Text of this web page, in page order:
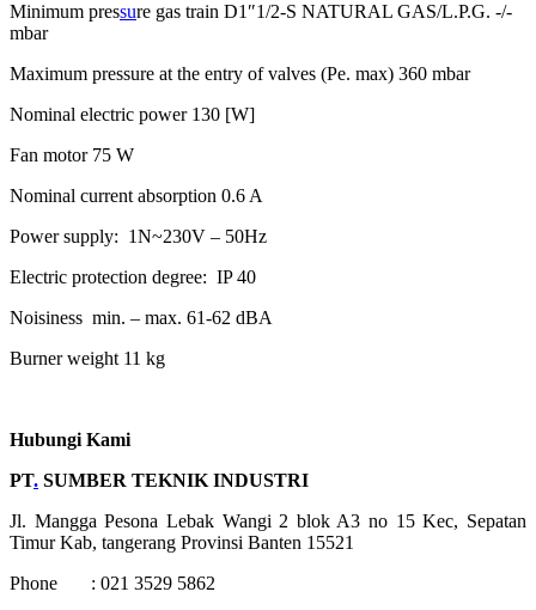
Minimum pressure gas train D1″1/2-S NATURAL GAS/L.P.G. -/-
mbar
Maximum pressure at the entry of valves (Pe. max) 360 mbar
Nominal electric power 130 [W]
Fan motor 75 W
Nominal current absorption 0.6 A
Power supply: 1N~230V – 50Hz
Electric protection degree: IP 40
Noisiness min. – max. 61-62 dBA
Burner weight 11 kg
Hubungi Kami
PT. SUMBER TEKNIK INDUSTRI
Jl. Mangga Pesona Lebak Wangi 2 blok A3 no 15 Kec, Sepatan
Timur Kab, tangerang Provinsi Banten 15521
Phone : 021 3529 5862